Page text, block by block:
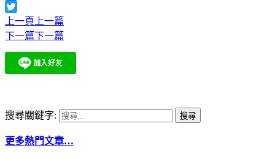
Facebook
Twitter
上一頁 上一篇
下一篇下一篇
搜尋關鍵字:
更多熱門文章…